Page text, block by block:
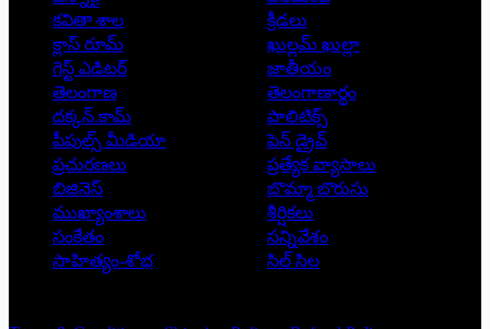
కవితా శాల
క్రీడలు
క్లాస్ రూమ్
ఖుల్లమ్ ఖుల్లా
గెస్ట్ ఎడిటర్
జాతీయం
తెలంగాణ
తెలంగాణార్థం
దక్కన్.కామ్
పాలిటిక్స్
పీపుల్స్ ‌మీడియా
పెన్ డ్రైవ్
ప్రచురణలు
ప్రత్యేక వ్యాసాలు
బిజినెస్
బొమ్మా బొరుసు
ముఖ్యాంశాలు
శీర్షికలు
సంకేతం
సన్నివేశం
సాహిత్యం-శోభ
సిల్ సిల